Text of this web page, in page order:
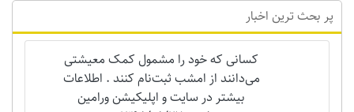
پر بحث ترین اخبار
کسانی که خود را مشمول کمک معیشتی
می‌دانند از امشب ثبت‌نام کنند . اطلاعات
بیشتر در سایت و اپلیکیشن ورامین